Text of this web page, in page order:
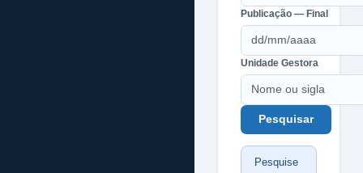
Publicação — Final
Unidade Gestora
Pesquise